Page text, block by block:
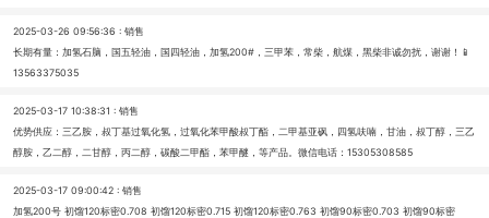
2025-03-26 09:56:36 : 销售
长期有量：加氢石脑，国五轻油，国四轻油，加氢200#，三甲苯，常柴，航煤，黑柴非诚勿扰，谢谢！📱
13563375035
2025-03-17 10:38:31 : 销售
优势供应：三乙胺，叔丁基过氧化氢，过氧化苯甲酸叔丁酯，二甲基亚砜，四氢呋喃，甘油，叔丁醇，三乙
醇胺，乙二醇，二甘醇，丙二醇，碳酸二甲酯，苯甲醚，等产品。微信电话：15305308585
2025-03-17 09:00:42 : 销售
加氢200号 初馏120标密0.708 初馏120标密0.715 初馏120标密0.763 初馏90标密0.703 初馏90标密